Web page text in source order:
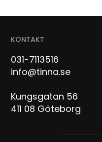
KONTAKT
031-7113516
info@tinna.se
Kungsgatan 56
411 08 Göteborg